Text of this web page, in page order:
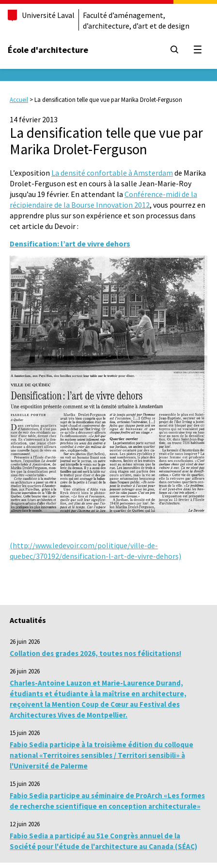
Université Laval
Faculté d’aménagement,
d’architecture, d’art et de design
École d'architecture
Accueil >La densification telle que vue par Marika Drolet-Ferguson
14 février 2013
La densification telle que vue par
Marika Drolet-Ferguson
L’exposition La densité confortable à Amsterdam de Marika
Drolet-Ferguson est en cours à la salle Jean-Marie-Roy
jusqu’au 19 février. En attendant la Conférence-midi de la
récipiendaire de la Bourse Innovation 2012, vous pourrez en
apprendre plus sur son expérience et son processus dans
cet article du Devoir :
Densification: l’art de vivre dehors
(http://www.ledevoir.com/politique/ville-de-
quebec/370192/densification-l-art-de-vivre-dehors)
Actualités
26 juin 2026
Collation des grades 2026, toutes nos félicitations!
26 juin 2026
Charles-Antoine Lauzon et Marie-Laurence Durand,
étudiants et étudiante à la maîtrise en architecture,
reçoivent la Mention Coup de Cœur au Festival des
Architectures Vives de Montpellier.
15 juin 2026
Fabio Sedia participe à la troisième édition du colloque
national «Territoires sensibles / Territori sensibili» à
l'Université de Palerme
15 juin 2026
Fabio Sedia participe au séminaire de ProArch «Les formes
de recherche scientifique en conception architecturale»
12 juin 2026
Fabio Sedia a participé au 51e Congrès annuel de la
Société pour l'étude de l'architecture au Canada (SÉAC)